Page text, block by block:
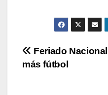
p
b
o
o
k
Li
n
k
Feriado
más fútbol